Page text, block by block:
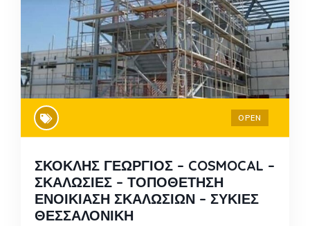
OPEN
ΣΚΟΚΛΗΣ ΓΕΩΡΓΙΟΣ – COSMOCAL –
ΣΚΑΛΩΣΙΕΣ – ΤΟΠΟΘΕΤΗΣΗ
ΕΝΟΙΚΙΑΣΗ ΣΚΑΛΩΣΙΩΝ – ΣΥΚΙΕΣ
ΘΕΣΣΑΛΟΝΙΚΗ